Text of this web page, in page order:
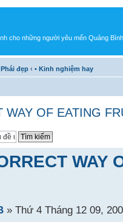
cho những người yêu mến Quảng Bình
Phái đẹp ‹ • Kinh nghiệm hay
WAY OF EATING
WAY
» Thứ 4 Tháng 12 09,